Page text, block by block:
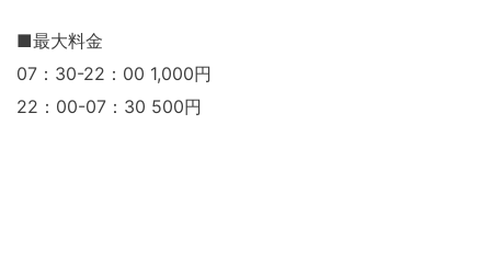
■最大料金
07：30-22：00 1,000円
22：00-07：30 500円